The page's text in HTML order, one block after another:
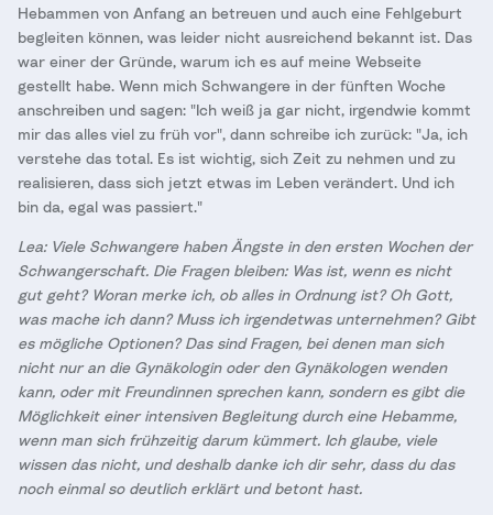
Hebammen von Anfang an betreuen und auch eine Fehlgeburt
begleiten können, was leider nicht ausreichend bekannt ist. Das
war einer der Gründe, warum ich es auf meine Webseite
gestellt habe. Wenn mich Schwangere in der fünften Woche
anschreiben und sagen: "Ich weiß ja gar nicht, irgendwie kommt
mir das alles viel zu früh vor", dann schreibe ich zurück: "Ja, ich
verstehe das total. Es ist wichtig, sich Zeit zu nehmen und zu
realisieren, dass sich jetzt etwas im Leben verändert. Und ich
bin da, egal was passiert."
Lea: Viele Schwangere haben Ängste in den ersten Wochen der
Schwangerschaft. Die Fragen bleiben: Was ist, wenn es nicht
gut geht? Woran merke ich, ob alles in Ordnung ist? Oh Gott,
was mache ich dann? Muss ich irgendetwas unternehmen? Gibt
es mögliche Optionen? Das sind Fragen, bei denen man sich
nicht nur an die Gynäkologin oder den Gynäkologen wenden
kann, oder mit Freundinnen sprechen kann, sondern es gibt die
Möglichkeit einer intensiven Begleitung durch eine Hebamme,
wenn man sich frühzeitig darum kümmert. Ich glaube, viele
wissen das nicht, und deshalb danke ich dir sehr, dass du das
noch einmal so deutlich erklärt und betont hast.